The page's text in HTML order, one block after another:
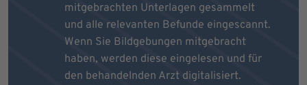
mitgebrachten Unterlagen gesammelt
und alle relevanten Befunde eingescannt.
Wenn Sie Bildgebungen mitgebracht
haben, werden diese eingelesen und für
den behandelnden Arzt digitalisiert.